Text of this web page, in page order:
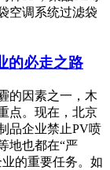
空调系统过滤袋
的必走之路
的因素之一，木
点。现在，北京
品企业禁止PV喷
地也都在“严
的重要任务。如